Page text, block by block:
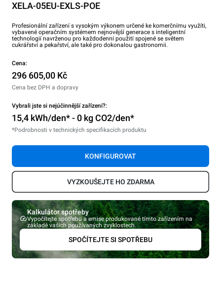
XELA-05EU-EXLS-POE
Profesionální zařízení s vysokým výkonem určené ke komerčnímu využíti,
vybavené operačním systémem nejnovější generace s inteligentní
technologií navrženou pro každodenní použití spojené se světem
cukrářství a pekařství, ale také pro dokonalou gastronomii.
Cena:
296 605,00 Kč
Cena bez DPH a dopravy
Vybrali jste si nejúčinnější zařízení?:
15,4 kWh/den* - 0 kg CO2/den*
*Podrobnosti v technických specifikacích produktu
KONFIGUROVAT
VYZKOUŠEJTE HO ZDARMA
Kalkulátor spotřeby
Vypočítejte spotřebu a emise produkované tímto zařízením na
základě vašich používaných zvyklostech.
SPOČÍTEJTE SI SPOTŘEBU